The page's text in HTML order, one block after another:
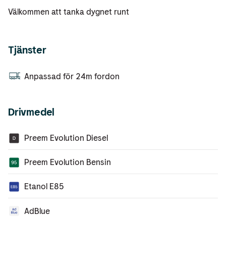
Välkommen att tanka dygnet runt
Tjänster
Anpassad för 24m fordon
Drivmedel
Preem Evolution Diesel
Preem Evolution Bensin
Etanol E85
AdBlue